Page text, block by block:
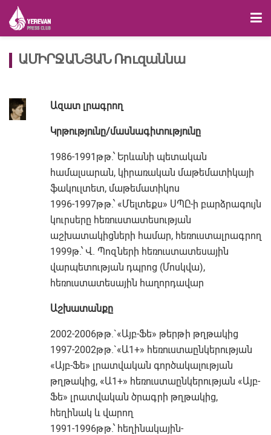
ԱՄԻՐՋԱՆՅԱՆ Ռուզաննա
Ազատ լրագրող
Կրթությունը/մասնագիտությունը
1986-1991թթ.՝ Երևանի պետական
համալսարան, կիրառական մաթեմատիկայի
ֆակուլտետ, մաթեմատիկոս
1996-1997թթ.՝ «Մելտեքս» ՍՊԸ-ի բարձրագույն
կուրսերը հեռուստատեսության
աշխատակիցների համար, հեռուստալրագրող
1999թ.՝ Վ. Պոզների հեռուստատեսային
վարպետության դպրոց (Մոսկվա),
հեռուստատեսային հաղորդավար
Աշխատանքը
2002-2006թթ.`«Այբ-Ֆե» թերթի թղթակից
1997-2002թթ.`«Ա1+» հեռուստաընկերության
«Այբ-Ֆե» լրատվական գործակալության
թղթակից, «Ա1+» հեռուստաընկերության «Այբ-
Ֆե» լրատվական ծրագրի թղթակից,
հեղինակ և վարող
1991-1996թթ.՝ հեղինակային-